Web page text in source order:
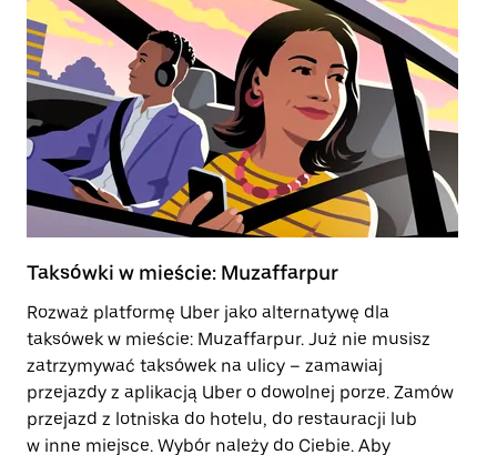
Taksówki w mieście: Muzaffarpur
Rozważ platformę Uber jako alternatywę dla
taksówek w mieście: Muzaffarpur. Już nie musisz
zatrzymywać taksówek na ulicy – zamawiaj
przejazdy z aplikacją Uber o dowolnej porze. Zamów
przejazd z lotniska do hotelu, do restauracji lub
w inne miejsce. Wybór należy do Ciebie. Aby